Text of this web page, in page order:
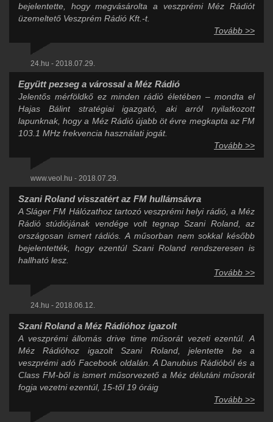
bejelentette, hogy megvásárolta a veszprémi Méz Rádiót
üzemeltető Veszprém Rádió Kft.-t.
Tovább >>
24.hu - 2018.07.29.
Együtt pezseg a várossal a Méz Rádió
Jelentős mérföldkő ez minden rádió életében – mondta el
Hajas Bálint stratégiai igazgató, aki arról nyilatkozott
lapunknak, hogy a Méz Rádió újabb öt évre megkapta az FM
103.1 MHz frekvencia használati jogát.
Tovább >>
www.veol.hu - 2018.07.29.
Szani Roland visszatért az FM hullámsávra
A Sláger FM Hálózathoz tartozó veszprémi helyi rádió, a Méz
Rádió stúdiójának vendége volt tegnap Szani Roland, az
országosan ismert rádiós. A műsorban nem sokkal később
bejelentették, hogy ezentúl Szani Roland rendszeresen is
hallható lesz.
Tovább >>
24.hu - 2018.06.12.
Szani Roland a Méz Rádióhoz igazolt
A veszprémi állomás drive time műsorát vezeti ezentúl. A
Méz Rádióhoz igazolt Szani Roland, jelentette be a
veszprémi adó Facebook oldalán. A Danubius Rádióból és a
Class FM-ből is ismert műsorvezető a Méz délutáni műsorát
fogja vezetni ezentúl, 15-től 19 óráig
Tovább >>